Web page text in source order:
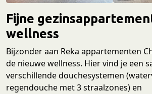
Fijne
wellness
Bijzonder aan Reka appartementen
de nieuwe wellness. Hier vind je een
verschillende douchesystemen
regendouche met 3 straalzones) en